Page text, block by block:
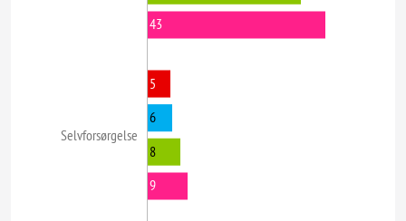
Selvforsørgelse
43
5
6
8
9